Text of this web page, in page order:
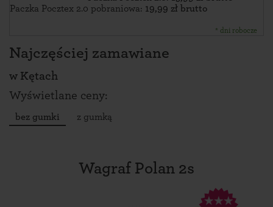
Paczka Pocztex 2.0 pobraniowa: 19,99 zł brutto
* dni robocze
Najczęściej zamawiane
w Kętach
Wyświetlane ceny:
bez gumki z gumką
Wagraf Polan 2s